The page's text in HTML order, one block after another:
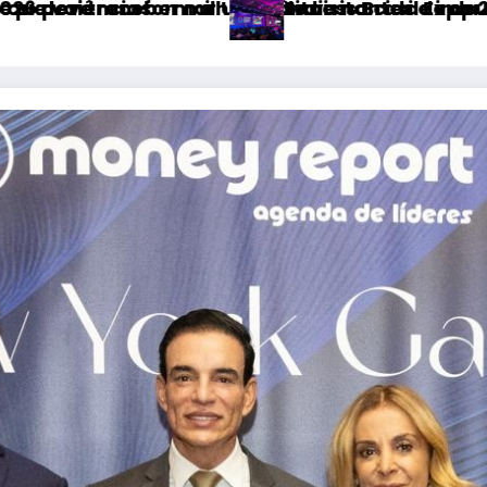
da música
impulsionar turismo e economia de
2026, a maior edição da história
Fatal Fans